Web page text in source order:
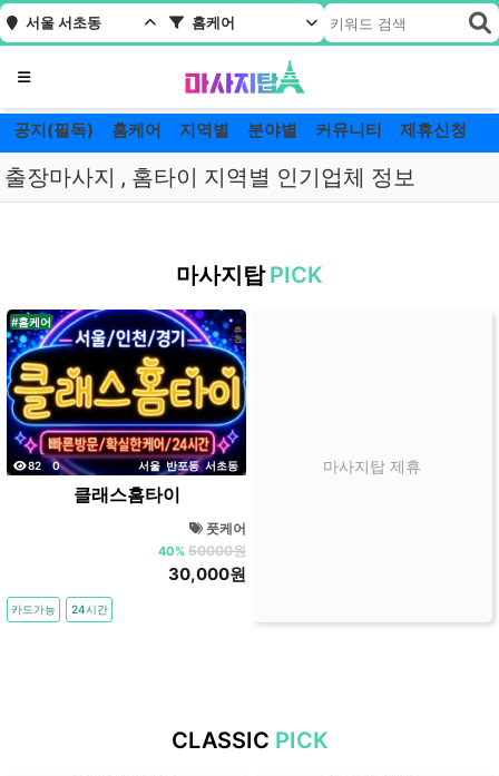
서울 서초동 홈케어
메뉴
공지(필독) 홈케어 지역별 분야별 커뮤니티 제휴신청
출장마사지 , 홈타이 지역별 인기업체 정보
초
동
홈
케
어
잘
하
위
치
마사지탑 PICK
82조회
0댓글 서울 반포동 서초동
#홈케어
클래스홈타이
풋케어
40% 50000원
30,000원
카드가능 24시간
마사지탑 제휴
CLASSIC PICK